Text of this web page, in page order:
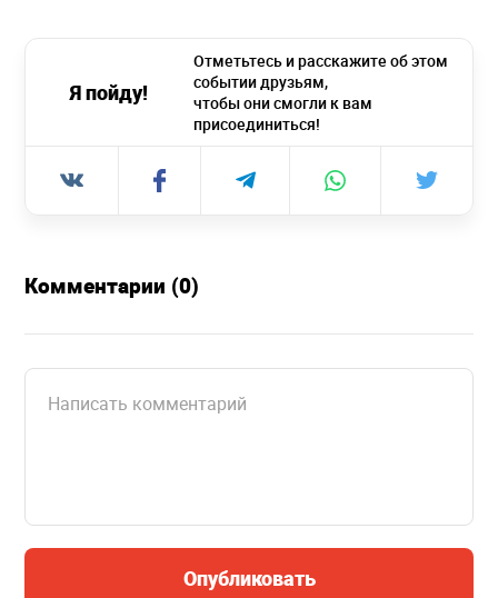
Я пойду!
Отметьтесь и расскажите об этом
событии друзьям,
чтобы они смогли к вам
присоединиться!
Комментарии (0)
Опубликовать